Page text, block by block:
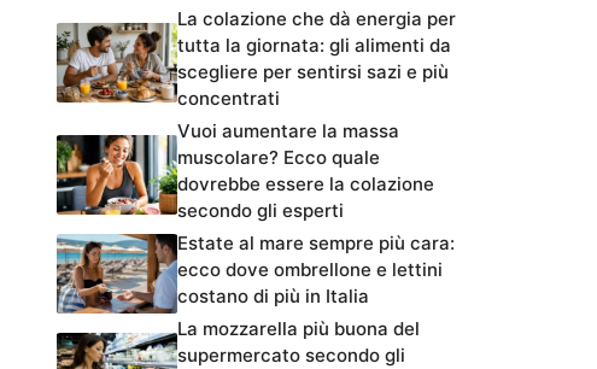
La colazione che dà energia per
tutta la giornata: gli alimenti da
scegliere per sentirsi sazi e più
concentrati
Vuoi aumentare la massa
muscolare? Ecco quale
dovrebbe essere la colazione
secondo gli esperti
Estate al mare sempre più cara:
ecco dove ombrellone e lettini
costano di più in Italia
La mozzarella più buona del
supermercato secondo gli